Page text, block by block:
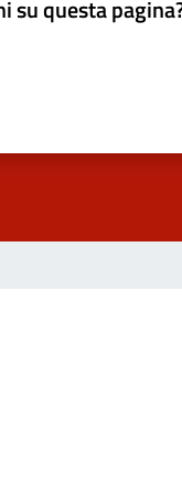
su questa